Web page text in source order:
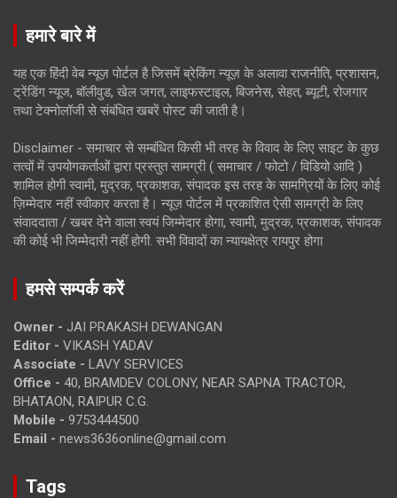
हमारे बारे में
यह एक हिंदी वेब न्यूज़ पोर्टल है जिसमें ब्रेकिंग न्यूज़ के अलावा राजनीति, प्रशासन,
ट्रेंडिंग न्यूज, बॉलीवुड, खेल जगत, लाइफस्टाइल, बिजनेस, सेहत, ब्यूटी, रोजगार
तथा टेक्नोलॉजी से संबंधित खबरें पोस्ट की जाती है।
Disclaimer - समाचार से सम्बंधित किसी भी तरह के विवाद के लिए साइट के कुछ
तत्वों में उपयोगकर्ताओं द्वारा प्रस्तुत सामग्री ( समाचार / फोटो / विडियो आदि )
शामिल होगी स्वामी, मुद्रक, प्रकाशक, संपादक इस तरह के सामग्रियों के लिए कोई
ज़िम्मेदार नहीं स्वीकार करता है। न्यूज़ पोर्टल में प्रकाशित ऐसी सामग्री के लिए
संवाददाता / खबर देने वाला स्वयं जिम्मेदार होगा, स्वामी, मुद्रक, प्रकाशक, संपादक
की कोई भी जिम्मेदारी नहीं होगी. सभी विवादों का न्यायक्षेत्र रायपुर होगा
हमसे सम्पर्क करें
Owner - JAI PRAKASH DEWANGAN
Editor - VIKASH YADAV
Associate - LAVY SERVICES
Office - 40, BRAMDEV COLONY, NEAR SAPNA TRACTOR,
BHATAON, RAIPUR C.G.
Mobile - 9753444500
Email - news3636online@gmail.com
Tags